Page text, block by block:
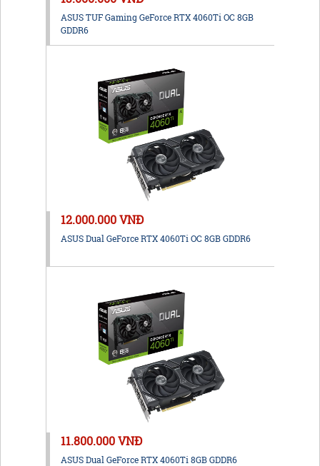
ASUS TUF Gaming GeForce RTX 4060Ti OC 8GB
GDDR6
12.000.000 VNĐ
ASUS Dual GeForce RTX 4060Ti OC 8GB GDDR6
11.800.000 VNĐ
ASUS Dual GeForce RTX 4060Ti 8GB GDDR6